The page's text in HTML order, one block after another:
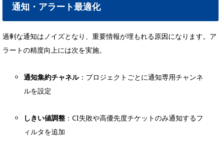
通知・アラート最適化
過剰な通知はノイズとなり、重要情報が埋もれる原因になります。ア
ラートの精度向上には次を実施。
通知集約チャネル：プロジェクトごとに通知専用チャンネ
ルを設定
しきい値調整 ：CI失敗や高優先度チケットのみ通知するフ
ィルタを追加